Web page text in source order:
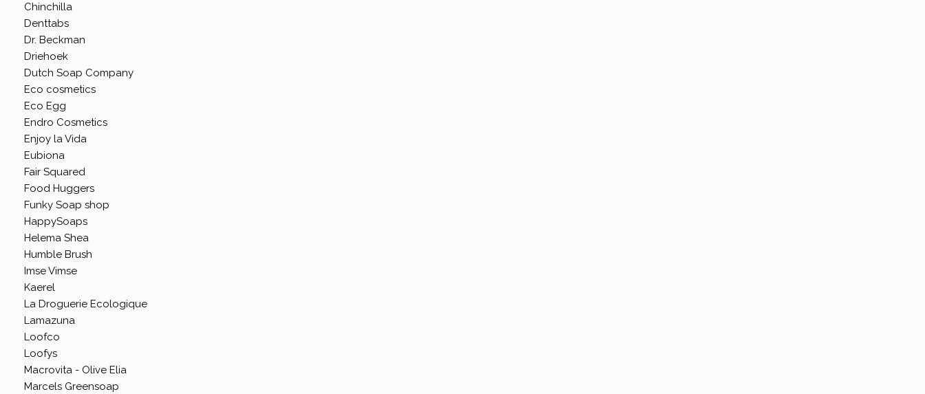
Chinchilla
Denttabs
Dr. Beckman
Driehoek
Dutch Soap Company
Eco cosmetics
Eco Egg
Endro Cosmetics
Enjoy la Vida
Eubiona
Fair Squared
Food Huggers
Funky Soap shop
HappySoaps
Helema Shea
Humble Brush
Imse Vimse
Kaerel
La Droguerie Ecologique
Lamazuna
Loofco
Loofys
Macrovita - Olive Elia
Marcels Greensoap